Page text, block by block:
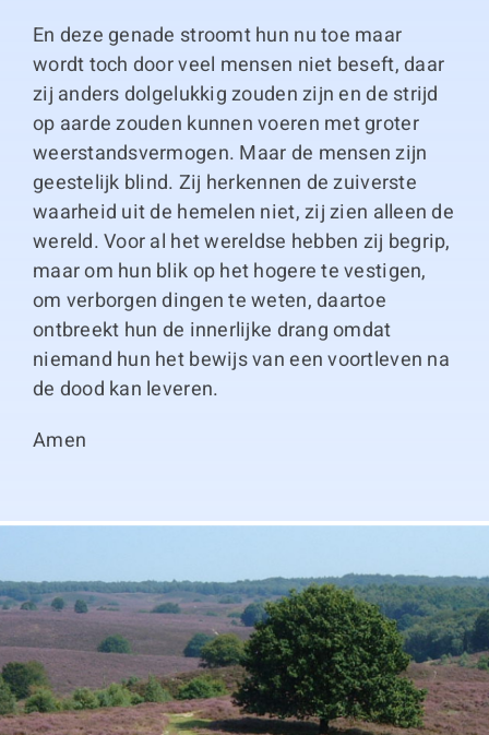
En deze genade stroomt hun nu toe maar
wordt toch door veel mensen niet beseft, daar
zij anders dolgelukkig zouden zijn en de strijd
op aarde zouden kunnen voeren met groter
weerstandsvermogen. Maar de mensen zijn
geestelijk blind. Zij herkennen de zuiverste
waarheid uit de hemelen niet, zij zien alleen de
wereld. Voor al het wereldse hebben zij begrip,
maar om hun blik op het hogere te vestigen,
om verborgen dingen te weten, daartoe
ontbreekt hun de innerlijke drang omdat
niemand hun het bewijs van een voortleven na
de dood kan leveren.
Amen